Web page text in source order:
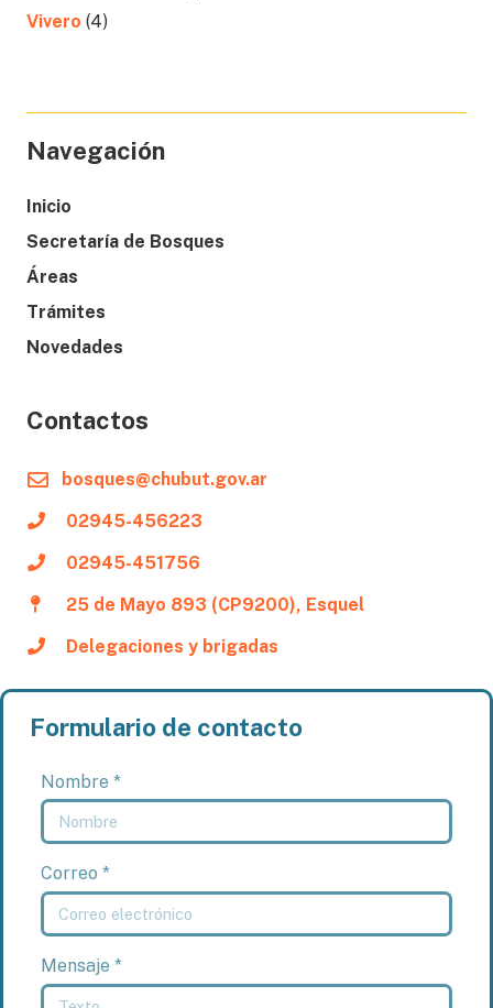
Vivero (4)
Navegación
Inicio
Secretaría de Bosques
Áreas
Trámites
Novedades
Contactos
bosques@chubut.gov.ar
02945-456223
02945-451756
25 de Mayo 893 (CP9200), Esquel
Delegaciones y brigadas
Formulario de contacto
Nombre *
Correo *
Mensaje *